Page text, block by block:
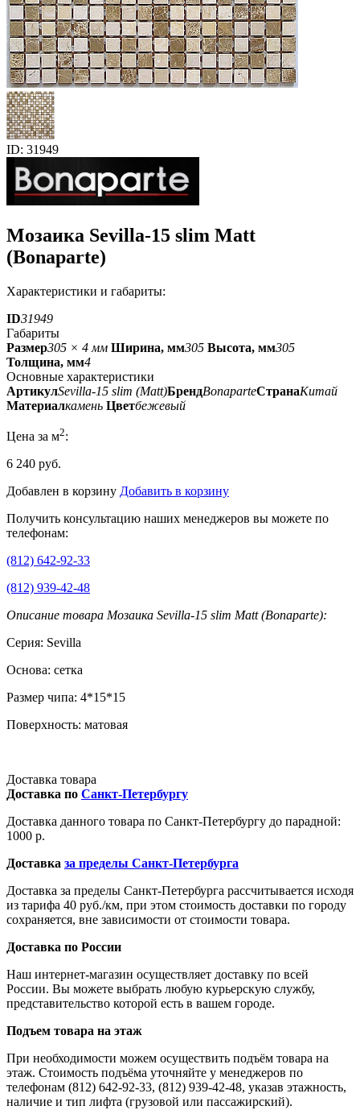
ID: 31949
Мозаика Sevilla-15 slim Matt
(Bonaparte)
Характеристики и габариты:
ID31949
Габариты
Размер305 × 4 мм Ширина, мм305 Высота, мм305
Толщина, мм4
Основные характеристики
АртикулSevilla-15 slim (Matt)БрендBonaparteСтранаКитай
Материалкамень Цветбежевый
Цена за м2:
6 240 руб.
Добавлен в корзину Добавить в корзину
Получить консультацию наших менеджеров вы можете по
телефонам:
(812) 642-92-33
(812) 939-42-48
Описание товара Мозаика Sevilla-15 slim Matt (Bonaparte):
Серия: Sevilla
Основа: сетка
Размер чипа: 4*15*15
Поверхность: матовая
Доставка товара
Доставка по Санкт-Петербургу
Доставка данного товара по Санкт-Петербургу до парадной:
1000 р.
Доставка за пределы Санкт-Петербурга
Доставка за пределы Санкт-Петербурга рассчитывается исходя
из тарифа 40 руб./км, при этом стоимость доставки по городу
сохраняется, вне зависимости от стоимости товара.
Доставка по России
Наш интернет-магазин осуществляет доставку по всей
России. Вы можете выбрать любую курьерскую службу,
представительство которой есть в вашем городе.
Подъем товара на этаж
При необходимости можем осуществить подъём товара на
этаж. Стоимость подъёма уточняйте у менеджеров по
телефонам (812) 642-92-33, (812) 939-42-48, указав этажность,
наличие и тип лифта (грузовой или пассажирский).